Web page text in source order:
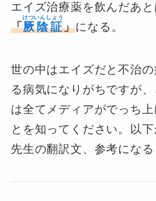
エイズ治療薬を飲んだあ
「厥陰証
けついんしょう
」になる。
世の中はエイズだと不治
る病気になりがちですが
は全てメディアがでっち
とを知ってください。以
先生の翻訳文、参考になる